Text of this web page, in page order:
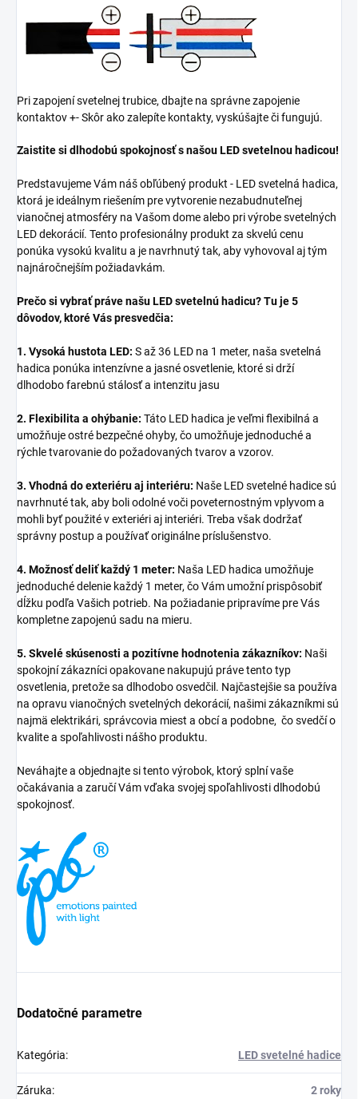
Pri zapojení svetelnej trubice, dbajte na správne zapojenie
kontaktov +- Skôr ako zalepíte kontakty, vyskúšajte či fungujú.
Zaistite si dlhodobú spokojnosť s našou LED svetelnou hadicou!
Predstavujeme Vám náš obľúbený produkt - LED svetelná hadica,
ktorá je ideálnym riešením pre vytvorenie nezabudnuteľnej
vianočnej atmosféry na Vašom dome alebo pri výrobe svetelných
LED dekorácií. Tento profesionálny produkt za skvelú cenu
ponúka vysokú kvalitu a je navrhnutý tak, aby vyhovoval aj tým
najnáročnejším požiadavkám.
Prečo si vybrať práve našu LED svetelnú hadicu? Tu je 5
dôvodov, ktoré Vás presvedčia:
1. Vysoká hustota LED: S až 36 LED na 1 meter, naša svetelná
hadica ponúka intenzívne a jasné osvetlenie, ktoré si drží
dlhodobo farebnú stálosť a intenzitu jasu
2. Flexibilita a ohýbanie: Táto LED hadica je veľmi flexibilná a
umožňuje ostré bezpečné ohyby, čo umožňuje jednoduché a
rýchle tvarovanie do požadovaných tvarov a vzorov.
3. Vhodná do exteriéru aj interiéru: Naše LED svetelné hadice sú
navrhnuté tak, aby boli odolné voči poveternostným vplyvom a
mohli byť použité v exteriéri aj interiéri. Treba však dodržať
správny postup a používať originálne príslušenstvo.
4. Možnosť deliť každý 1 meter: Naša LED hadica umožňuje
jednoduché delenie každý 1 meter, čo Vám umožní prispôsobiť
dĺžku podľa Vašich potrieb. Na požiadanie pripravíme pre Vás
kompletne zapojenú sadu na mieru.
5. Skvelé skúsenosti a pozitívne hodnotenia zákazníkov: Naši
spokojní zákazníci opakovane nakupujú práve tento typ
osvetlenia, pretože sa dlhodobo osvedčil. Najčastejšie sa používa
na opravu vianočných svetelných dekorácií, našimi zákazníkmi sú
najmä elektrikári, správcovia miest a obcí a podobne, čo svedčí o
kvalite a spoľahlivosti nášho produktu.
Neváhajte a objednajte si tento výrobok, ktorý splní vaše
očakávania a zaručí Vám vďaka svojej spoľahlivosti dlhodobú
spokojnosť.
Dodatočné parametre
Kategória: LED svetelné hadice
Záruka: 2 roky